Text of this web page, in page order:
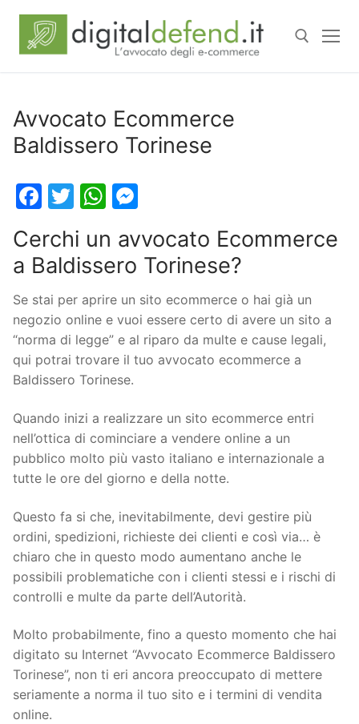
Avvocato Ecommerce
Baldissero Torinese
Facebook
TwitterWhatsApp
Cerchi un avvocato Ecommerce
a Baldissero Torinese?
Se stai per aprire un sito ecommerce o hai già un
negozio online e vuoi essere certo di avere un sito a
“norma di legge” e al riparo da multe e cause legali,
qui potrai trovare il tuo avvocato ecommerce a
Baldissero Torinese.
Quando inizi a realizzare un sito ecommerce entri
nell’ottica di cominciare a vendere online a un
pubblico molto più vasto italiano e internazionale a
tutte le ore del giorno e della notte.
Questo fa si che, inevitabilmente, devi gestire più
ordini, spedizioni, richieste dei clienti e così via… è
chiaro che in questo modo aumentano anche le
possibili problematiche con i clienti stessi e i rischi di
controlli e multe da parte dell’Autorità.
Molto probabilmente, fino a questo momento che hai
digitato su Internet “Avvocato Ecommerce Baldissero
Torinese”, non ti eri ancora preoccupato di mettere
seriamente a norma il tuo sito e i termini di vendita
online.